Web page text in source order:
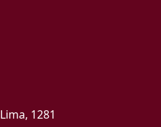
1281